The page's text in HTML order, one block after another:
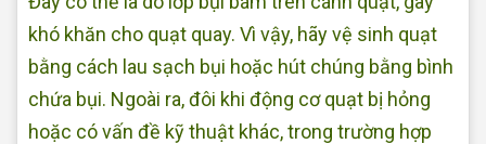
khó khăn cho quạt quay. Vì vậy, hãy vệ sinh quạt
bằng cách lau sạch bụi hoặc hút chúng bằng bình
chứa bụi. Ngoài ra, đôi khi động cơ quạt bị hỏng
hoặc có vấn đề kỹ thuật khác, trong trường hợp